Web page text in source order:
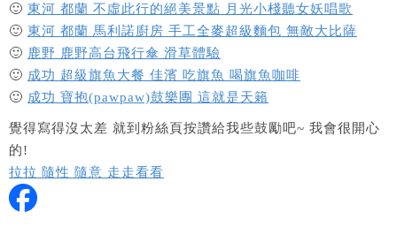
🙂 東河 都蘭 不虛此行的絕美景點 月光小棧聽女妖唱歌
🙂 東河 都蘭 馬利諾廚房 手工全麥超級麵包 無敵大比薩
🙂 鹿野 鹿野高台飛行傘 滑草體驗
🙂 成功 超級旗魚大餐 佳濱 吃旗魚 喝旗魚咖啡
🙂 成功 寶抱(pawpaw)鼓樂團 這就是天籟
覺得寫得沒太差 就到粉絲頁按讚給我些鼓勵吧~ 我會很開心
的!
拉拉 隨性 隨意 走走看看